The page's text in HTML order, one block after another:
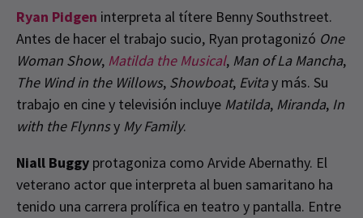
Ryan Pidgen interpreta al títere Benny Southstreet.
Antes de hacer el trabajo sucio, Ryan protagonizó One
Woman Show, Matilda the Musical, Man of La Mancha,
The Wind in the Willows, Showboat, Evitay más. Su
trabajo en cine y televisión incluye Matilda, Miranda, In
with the Flynnsy My Family.
Niall Buggy protagoniza como Arvide Abernathy. El
veterano actor que interpreta al buen samaritano ha
tenido una carrera prolífica en teatro y pantalla. Entre